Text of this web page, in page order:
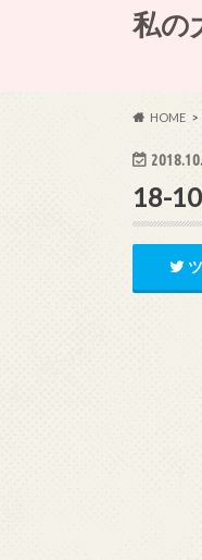
私の
HOME
18-